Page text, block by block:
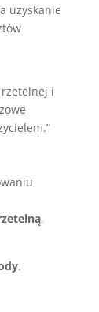
uzyskanie
i
,
.